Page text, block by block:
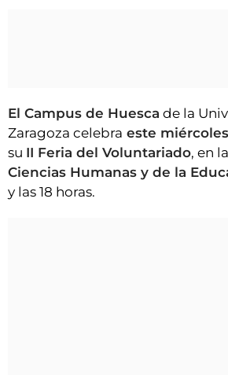
El Campus de Huesca de la
Zaragoza celebra este
su II Feria del Voluntariado, en la
Ciencias Humanas y de la
y las 18 horas.